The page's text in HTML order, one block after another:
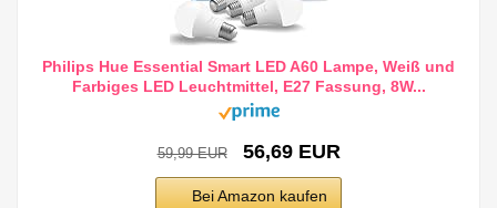
Philips Hue Essential Smart LED A60 Lampe, Weiß und
Farbiges LED Leuchtmittel, E27 Fassung, 8W...
59,99 EUR 56,69 EUR
Bei Amazon kaufen